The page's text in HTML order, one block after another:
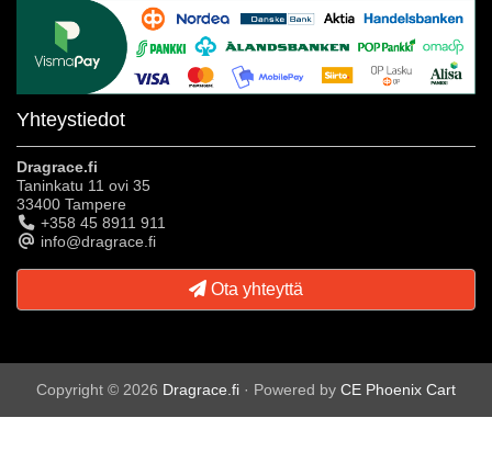
Yhteystiedot
Dragrace.fi
Taninkatu 11 ovi 35
33400 Tampere
+358 45 8911 911
info@dragrace.fi
Ota yhteyttä
Copyright © 2026 Dragrace.fi · Powered by CE Phoenix Cart